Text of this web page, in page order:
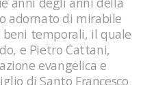
adornato di mirabile
temporali, il quale
e Pietro Cattani,
evangelica e
di Santo Francesco